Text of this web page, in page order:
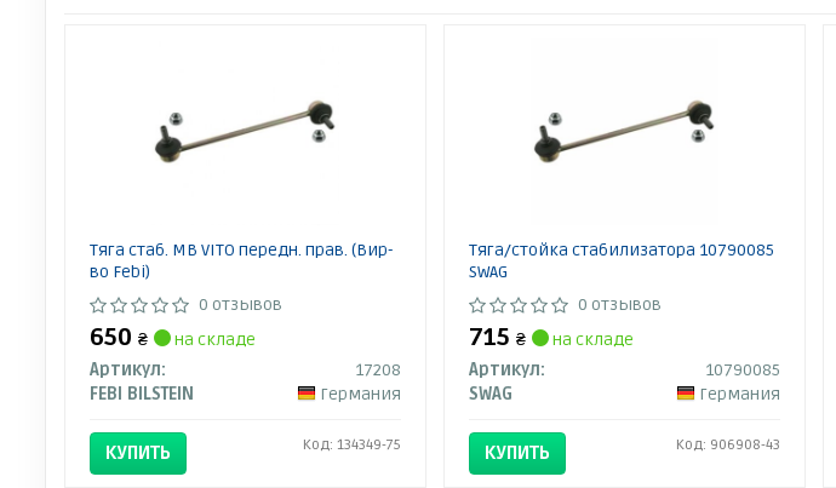
Тяга стаб. MB VITO передн. прав. (Вир-
во Febi)
0 отзывов
650 ₴
на складе
Артикул:
17208
FEBI BILSTEIN
Германия
КУПИТЬ Код: 134349-75
Тяга/стойка стабилизатора 10790085
SWAG
0 отзывов
715 ₴
на складе
Артикул:
10790085
SWAG
Германия
КУПИТЬ Код: 906908-43